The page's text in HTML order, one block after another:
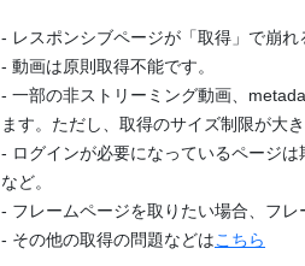
- レスポンシブページが「取得」で崩れ
- 動画は原則取得不能です。
- 一部の非ストリーミング動画、
ます。ただし、取得のサイズ制限が大
- ログインが必要になっているページ
など。
- フレームページを取りたい場合、フ
- その他の取得の問題などはこちら